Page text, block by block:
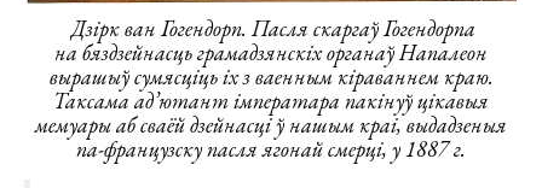
Дзірк ван Гогендорп. Пасля скаргаў Гогендорпа
на бяздзейнасць грамадзянскіх органаў Напалеон
вырашыў сумясціць іх з ваенным кіраваннем краю.
Таксама ад’ютант імператара пакінуў цікавыя
мемуары аб сваёй дзейнасці ў нашым краі, выдадзеныя
па-французску пасля ягонай смерці, у 1887 г.